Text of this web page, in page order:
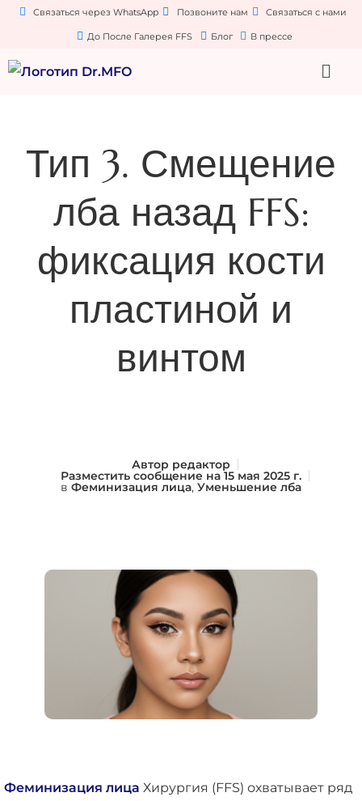
Связаться через WhatsApp Позвоните нам Связаться с нами
До После Галерея FFS Блог В прессе
Тип 3. Смещение
лба назад FFS:
фиксация кости
пластиной и
винтом
Автор редактор
Разместить сообщение на 15 мая 2025 г.
в Феминизация лица, Уменьшение лба
Феминизация лица Хирургия (FFS) охватывает ряд